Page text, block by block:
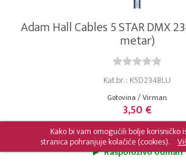
Adam Hall Cables 5 STAR DMX
metar)
Kat.br. : K5D234BLU
Gotovina / Virman
3,50 €
MPC 3,50 €
Raspoloživo odmah
Kako bi vam omogućili bolje korisničko
stranica pohranjuje kolačiće (cookies).